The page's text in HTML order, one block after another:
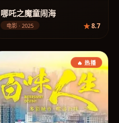
哪吒之魔童闹海
电影 · 2025 8.7
🔥 热播